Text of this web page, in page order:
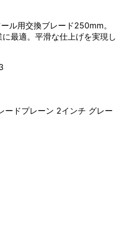
ル用交換ブレード250mm。
最適。平滑な仕上げを実現し
ードプレーン 2インチ グレー